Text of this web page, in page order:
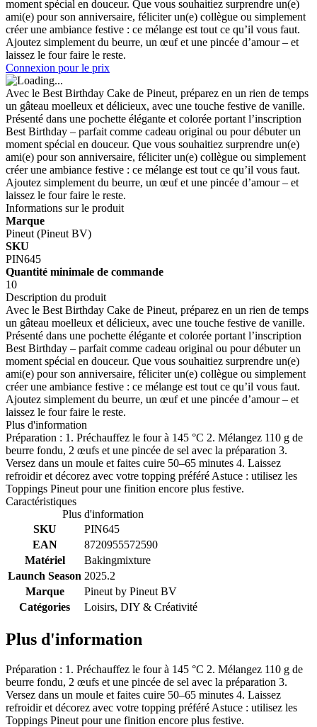
moment spécial en douceur. Que vous souhaitiez surprendre un(e)
ami(e) pour son anniversaire, féliciter un(e) collègue ou simplement
créer une ambiance festive : ce mélange est tout ce qu’il vous faut.
Ajoutez simplement du beurre, un œuf et une pincée d’amour – et
laissez le four faire le reste.
Connexion pour le prix
Avec le Best Birthday Cake de Pineut, préparez en un rien de temps
un gâteau moelleux et délicieux, avec une touche festive de vanille.
Présenté dans une pochette élégante et colorée portant l’inscription
Best Birthday – parfait comme cadeau original ou pour débuter un
moment spécial en douceur. Que vous souhaitiez surprendre un(e)
ami(e) pour son anniversaire, féliciter un(e) collègue ou simplement
créer une ambiance festive : ce mélange est tout ce qu’il vous faut.
Ajoutez simplement du beurre, un œuf et une pincée d’amour – et
laissez le four faire le reste.
Informations sur le produit
Marque
Pineut (Pineut BV)
SKU
PIN645
Quantité minimale de commande
10
Description du produit
Avec le Best Birthday Cake de Pineut, préparez en un rien de temps
un gâteau moelleux et délicieux, avec une touche festive de vanille.
Présenté dans une pochette élégante et colorée portant l’inscription
Best Birthday – parfait comme cadeau original ou pour débuter un
moment spécial en douceur. Que vous souhaitiez surprendre un(e)
ami(e) pour son anniversaire, féliciter un(e) collègue ou simplement
créer une ambiance festive : ce mélange est tout ce qu’il vous faut.
Ajoutez simplement du beurre, un œuf et une pincée d’amour – et
laissez le four faire le reste.
Plus d'information
Préparation : 1. Préchauffez le four à 145 °C 2. Mélangez 110 g de
beurre fondu, 2 œufs et une pincée de sel avec la préparation 3.
Versez dans un moule et faites cuire 50–65 minutes 4. Laissez
refroidir et décorez avec votre topping préféré Astuce : utilisez les
Toppings Pineut pour une finition encore plus festive.
Caractéristiques
Plus d'information
SKU
PIN645
EAN
8720955572590
Matériel
Bakingmixture
Launch Season 2025.2
Marque
Pineut by Pineut BV
Catégories
Loisirs, DIY & Créativité
Plus d'information
Préparation : 1. Préchauffez le four à 145 °C 2. Mélangez 110 g de
beurre fondu, 2 œufs et une pincée de sel avec la préparation 3.
Versez dans un moule et faites cuire 50–65 minutes 4. Laissez
refroidir et décorez avec votre topping préféré Astuce : utilisez les
Toppings Pineut pour une finition encore plus festive.